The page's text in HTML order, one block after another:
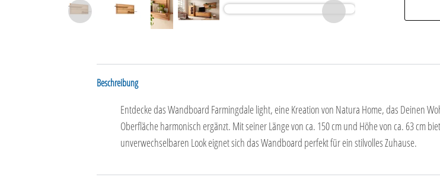
Beschreibung
Entdecke das Wandboard Farmingdale light, eine Kreation von Natura Home, das Deinen
Oberfläche harmonisch ergänzt. Mit seiner Länge von ca. 150 cm und Höhe von ca. 63 cm
unverwechselbaren Look eignet sich das Wandboard perfekt für ein stilvolles Zuhause.